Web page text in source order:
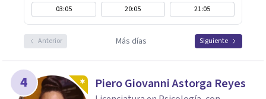
03:05
20:05 21:05
Anterior Más días Siguiente
4 Piero Giovanni Astorga Reyes